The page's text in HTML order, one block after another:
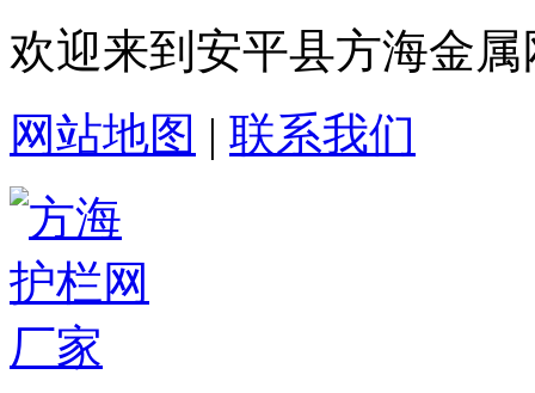
欢迎来到安平县方海金
网站地图 | 联系我们